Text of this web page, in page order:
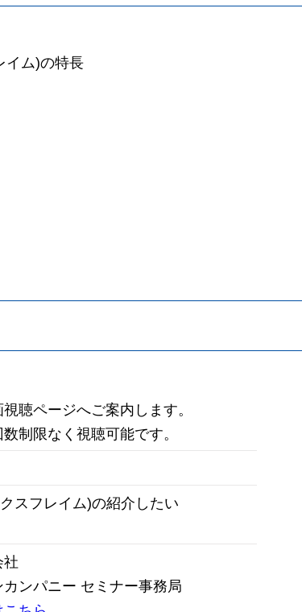
イム)の特長
聴ページへご案内します。
制限なく視聴可能です。
スフレイム)の紹介したい
社
ンパニー セミナー事務局